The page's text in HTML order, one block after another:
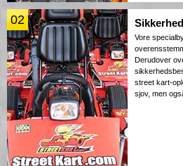
02
Vore
Derudover
street kart-
sjov, men